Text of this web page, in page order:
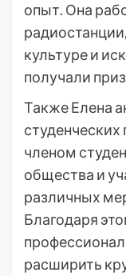
опыт. Она
культуре и
получали
Также Елена
членом
общества и
различных
Благодаря
расширить